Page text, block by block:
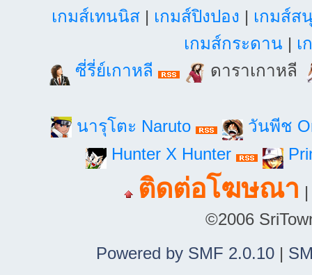
เกมส์เทนนิส| เกมส์ปิงปอง | เกมส์ส
เกมส์กระดาน | เ
ซี่รี่ย์เกาหลี
ดาราเกาหลี
นารุโตะ Naruto
วันพีช
Hunter X Hunter
ติดต่อโฆษณา
©2006
Powered by SMF 2.0.10|